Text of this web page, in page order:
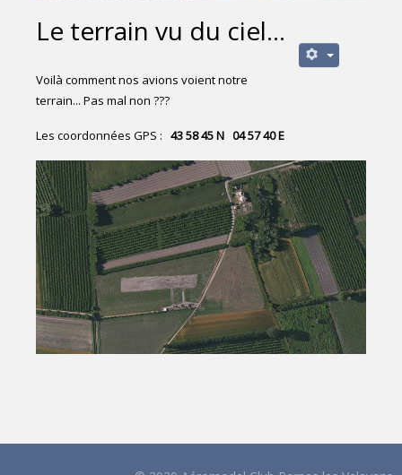
Le terrain vu du ciel...
Voilà comment nos avions voient notre
terrain... Pas mal non ???
Les coordonnées GPS : 43 58 45 N 04 57 40 E